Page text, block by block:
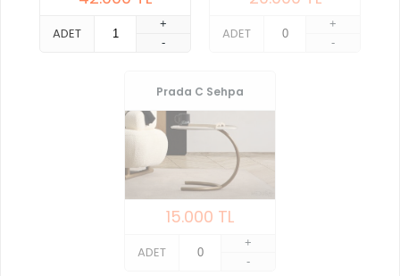
ADET
+
-
ADET
+
-
Prada C Sehpa
15.000 TL
ADET
+
-